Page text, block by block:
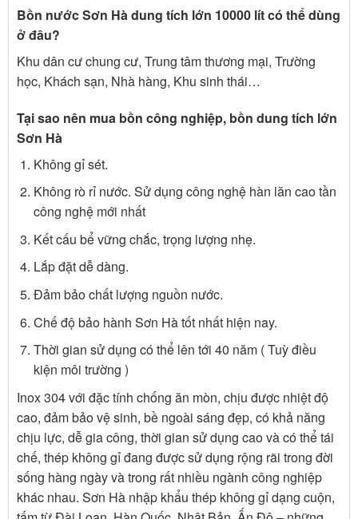
Bồn nước Sơn Hà dung tích lớn 10000 lít có thể dùng
ở đâu?
Khu dân cư chung cư, Trung tâm thương mại, Trường
học, Khách sạn, Nhà hàng, Khu sinh thái…
Tại sao nên mua bồn công nghiệp, bồn dung tích lớn
Sơn Hà
Không gỉ sét.
Không rò rỉ nước. Sử dụng công nghệ hàn lăn cao tần
công nghệ mới nhất
Kết cấu bể vững chắc, trọng lượng nhẹ.
Lắp đặt dễ dàng.
Đảm bảo chất lượng nguồn nước.
Chế độ bảo hành Sơn Hà tốt nhất hiện nay.
Thời gian sử dụng có thể lên tới 40 năm ( Tuỳ điều
kiện môi trường )
Inox 304 với đặc tính chống ăn mòn, chịu được nhiệt độ
cao, đảm bảo vệ sinh, bề ngoài sáng đẹp, có khả năng
chịu lực, dễ gia công, thời gian sử dụng cao và có thể tái
chế, thép không gỉ đang được sử dụng rộng rãi trong đời
sống hàng ngày và trong rất nhiều ngành công nghiệp
khác nhau. Sơn Hà nhập khẩu thép không gỉ dạng cuộn,